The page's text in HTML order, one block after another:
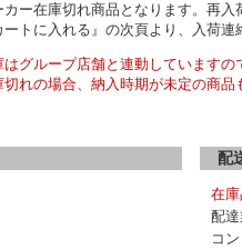
カー在庫切れ商品となります。再入
ートに入れる』の次頁より、入荷
はグループ店舗と連動していますの
切れの場合、納入時期が未定の商品
配
在
配
コ